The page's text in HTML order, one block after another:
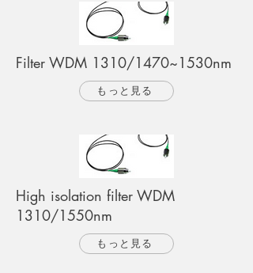
Filter WDM 1310/1470~1530nm
もっと見る
High isolation filter WDM
1310/1550nm
もっと見る